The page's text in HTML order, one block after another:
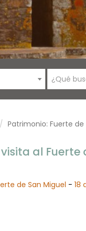
¿Qué
Patrimonio: Fuerte de
al Fuerte
de San Miguel - 18